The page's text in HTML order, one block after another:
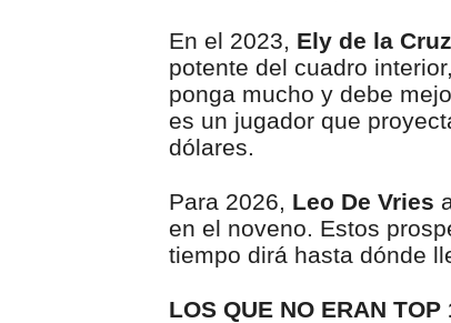
En el 2023, Ely de la Cruz
potente del cuadro
ponga mucho y debe
es un jugador que
dólares.
Para 2026, Leo De Vries
en el noveno. Estos
tiempo dirá hasta dónde
LOS QUE NO ERAN